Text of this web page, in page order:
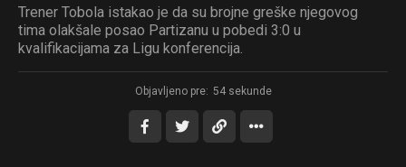
Trener Tobola istakao je da su brojne greške njegovog
tima olakšale posao Partizanu u pobedi 3:0 u
kvalifikacijama za Ligu konferencija.
Objavljeno pre: 54 sekunde